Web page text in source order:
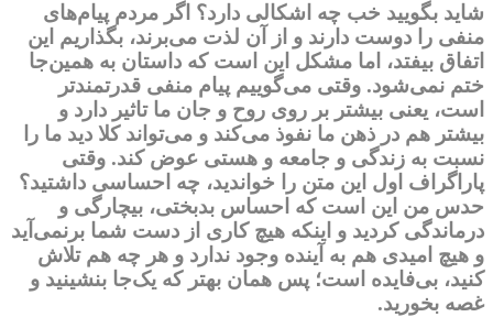
شاید بگویید خب چه اشکالی دارد؟ اگر مردم پیام‌های
منفی را دوست دارند و از آن لذت می‌برند، بگذاریم این
اتفاق بیفتد، اما مشکل این است که داستان به همین‌جا
ختم نمی‌شود. وقتی می‌گوییم پیام منفی قدرتمندتر
است، یعنی بیشتر بر روی روح و جان ما تاثیر دارد و
بیشتر هم در ذهن ما نفوذ می‌کند و می‌تواند کلا دید ما را
نسبت به زندگی و جامعه و هستی عوض کند. وقتی
پاراگراف اول این متن را خواندید، چه احساسی داشتید؟
حدس من این است که احساس بدبختی، بیچارگی و
درماندگی کردید و اینکه هیچ کاری از دست شما برنمی‌آید
و هیچ امیدی هم به آینده وجود ندارد و هر چه هم تلاش
کنید، بی‌فایده است؛ پس همان بهتر که یک‌جا بنشینید و
غصه بخورید.